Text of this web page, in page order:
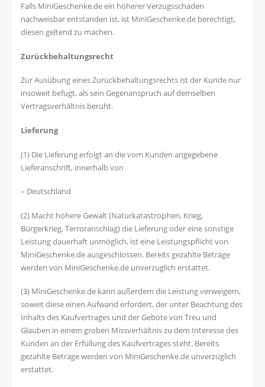
Falls MiniGeschenke.de ein höherer Verzugsschaden
nachweisbar entstanden ist, ist MiniGeschenke.de berechtigt,
diesen geltend zu machen.
Zurückbehaltungsrecht
Zur Ausübung eines Zurückbehaltungsrechts ist der Kunde nur
insoweit befugt, als sein Gegenanspruch auf demselben
Vertragsverhältnis beruht.
Lieferung
(1) Die Lieferung erfolgt an die vom Kunden angegebene
Lieferanschrift, innerhalb von
– Deutschland
(2) Macht höhere Gewalt (Naturkatastrophen, Krieg,
Bürgerkrieg, Terroranschlag) die Lieferung oder eine sonstige
Leistung dauerhaft unmöglich, ist eine Leistungspflicht von
MiniGeschenke.de ausgeschlossen. Bereits gezahlte Beträge
werden von MiniGeschenke.de unverzüglich erstattet.
(3) MiniGeschenke.de kann außerdem die Leistung verweigern,
soweit diese einen Aufwand erfordert, der unter Beachtung des
Inhalts des Kaufvertrages und der Gebote von Treu und
Glauben in einem groben Missverhältnis zu dem Interesse des
Kunden an der Erfüllung des Kaufvertrages steht. Bereits
gezahlte Beträge werden von MiniGeschenke.de unverzüglich
erstattet.